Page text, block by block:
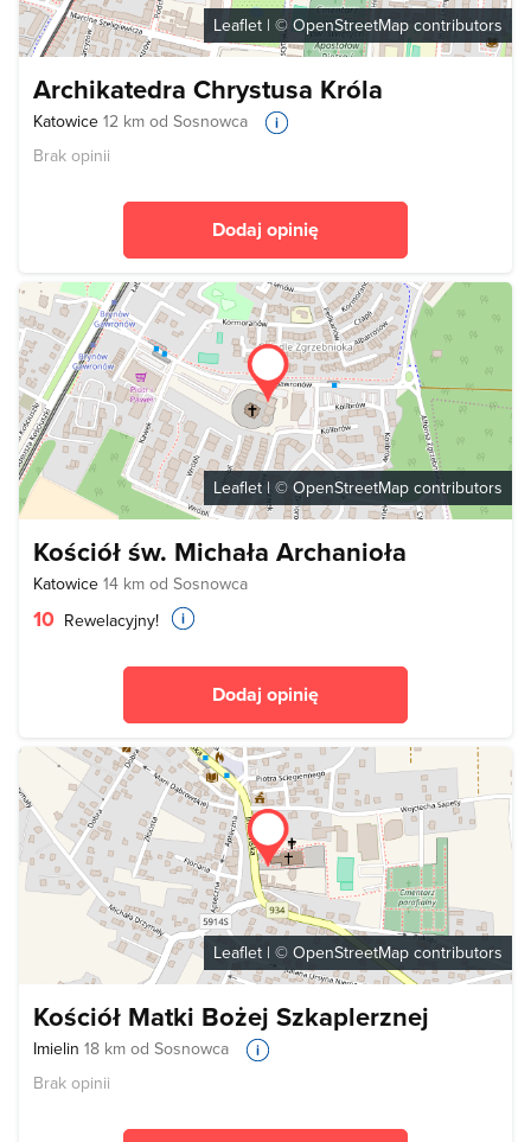
Leaflet | © OpenStreetMap contributors
Archikatedra Chrystusa Króla
Katowice 12 km od Sosnowca
Brak opinii
Dodaj opinię
Leaflet | © OpenStreetMap contributors
Kościół św. Michała Archanioła
Katowice 14 km od Sosnowca
10 Rewelacyjny!
Dodaj opinię
Leaflet | © OpenStreetMap contributors
Kościół Matki Bożej Szkaplerznej
Imielin 18 km od Sosnowca
Brak opinii